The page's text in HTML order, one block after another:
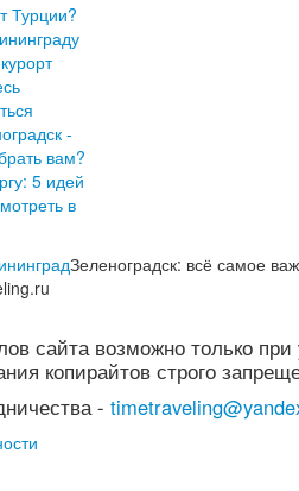
Турции?
-
вам?
5 идей
в
Зеленоградск: всё самое
сайта возможно только
копирайтов строго
-